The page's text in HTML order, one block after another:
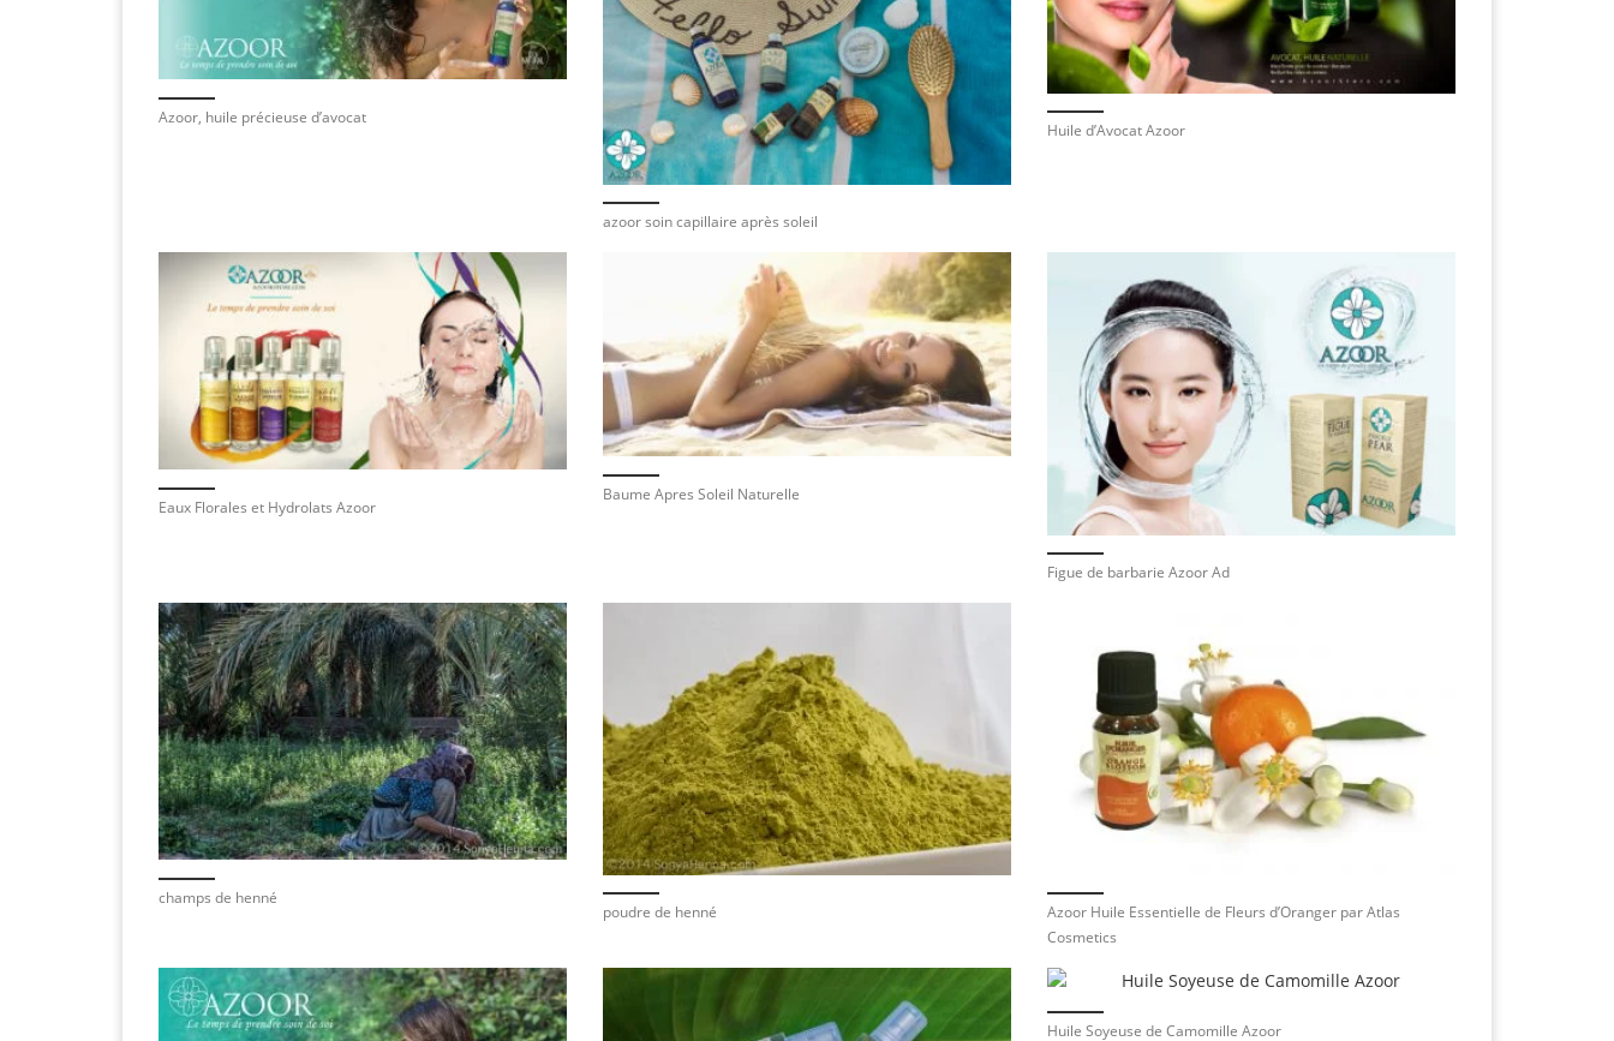
Azoor, huile précieuse d’avocat
azoor soin capillaire après soleil
Huile d’Avocat Azoor
Eaux Florales et Hydrolats Azoor
Baume Apres Soleil Naturelle
Figue de barbarie Azoor Ad
champs de henné
poudre de henné
Azoor Huile Essentielle de Fleurs d’Oranger par Atlas
Cosmetics
Huile Soyeuse de Camomille Azoor